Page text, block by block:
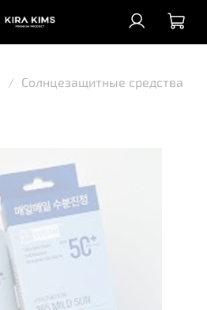
Солнцезащитные средства